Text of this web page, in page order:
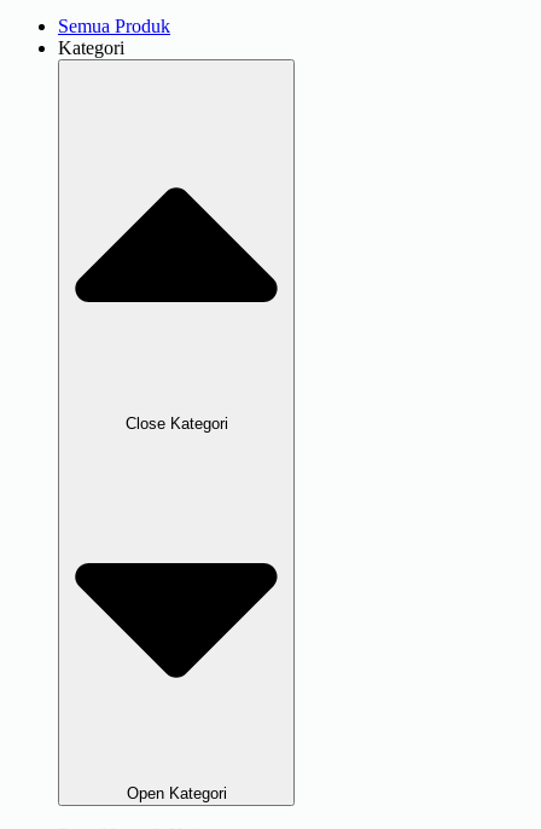
Semua Produk
Kategori
Close Kategori
Open Kategori